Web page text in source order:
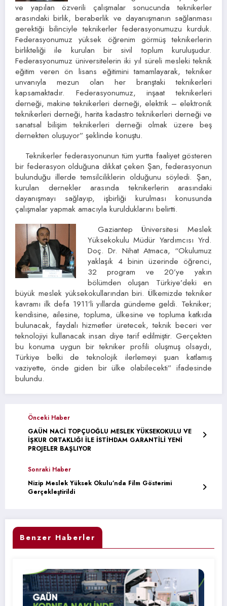
ve yapılan özverili çalışmalar sonucunda teknikerler
arasındaki birlik, beraberlik ve dayanışmanın sağlanması
gerektiği bilinciyle teknikerler federasyonumuzu kurduk.
Federasyonumuz yüksek öğrenim görmüş teknikerlerin
birlikteliği ile kurulan bir sivil toplum kuruluşudur.
Federasyonumuz üniversitelerin iki yıl süreli mesleki teknik
eğitim veren ön lisans eğitimini tamamlayarak, tekniker
unvanıyla mezun olan her branştaki teknikerleri
kapsamaktadır. Federasyonumuz, inşaat teknikerleri
derneği, makine teknikerleri derneği, elektrik – elektronik
teknikerleri derneği, harita kadastro teknikerleri derneği ve
sanatsal bilişim teknikerleri derneği olmak üzere beş
dernekten oluşuyor” şeklinde konuştu.
Teknikerler federasyonunun tüm yurtta faaliyet gösteren
bir federasyon olduğuna dikkat çeken Şan, federasyonun
bulunduğu illerde temsilciliklerin olduğunu söyledi. Şan,
kurulan dernekler arasında teknikerlerin arasındaki
dayanışmayı sağlayıp, işbirliği kurulması konusunda
çalışmalar yapmak amacıyla kurulduklarını belirtti.
Gaziantep Üniversitesi Meslek
Yüksekokulu Müdür Yardımcısı Yrd.
Doç. Dr. Nihat Atmaca, “Okulumuz
yaklaşık 4 binin üzerinde öğrenci,
32 program ve 20’ye yakın
bölümden oluşan Türkiye’deki en
büyük meslek yüksekokullarından biri. Ülkemizde tekniker
kavramı ilk defa 1911’li yıllarda gündeme geldi. Tekniker;
kendisine, ailesine, topluma, ülkesine ve topluma katkıda
bulunacak, faydalı hizmetler üretecek, teknik beceri ver
teknolojiyi kullanacak insan diye tarif edilmiştir. Gerçekten
bu konuma uygun bir tekniker profili oluşmuş olsaydı,
Türkiye belki de teknolojik ilerlemeyi şuan katlamış
vaziyette, önde giden bir ülke olabilecekti” ifadesinde
bulundu.
Önceki Haber
GAÜN NACİ TOPÇUOĞLU MESLEK YÜKSEKOKULU VE
İŞKUR ORTAKLIĞI İLE İSTİHDAM GARANTİLİ YENİ
PROJELER BAŞLIYOR
Sonraki Haber
Nizip Meslek Yüksek Okulu’nda Film Gösterimi
Gerçekleştirildi
Benzer Haberler